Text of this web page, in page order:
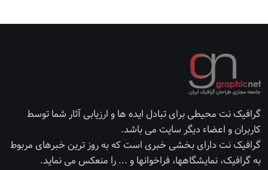
گرافیک نت محیطی برای تبادل ایده ها و ارزیابی آثار شما توسط
کاربران و اعضاء دیگر سایت می باشد.
گرافیک نت دارای بخشی خبری است که به روز ترین خبرهای مربوط
به گرافیک، نمایشگاهها، فراخوانها و ... را منعکس می نماید.